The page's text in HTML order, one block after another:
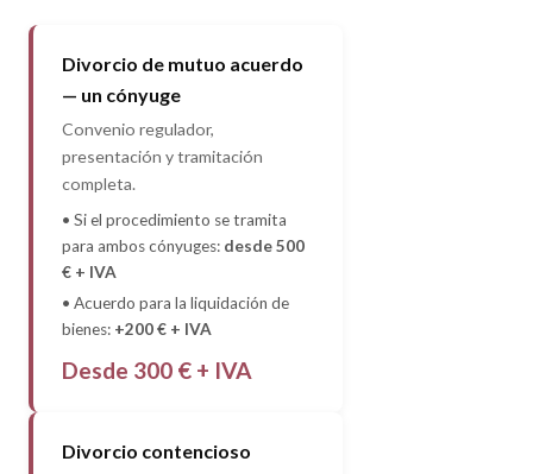
Divorcio de mutuo acuerdo
— un cónyuge
Convenio regulador,
presentación y tramitación
completa.
• Si el procedimiento se tramita
para ambos cónyuges: desde 500
€ + IVA
• Acuerdo para la liquidación de
bienes: +200 € + IVA
Desde 300 € + IVA
Divorcio contencioso